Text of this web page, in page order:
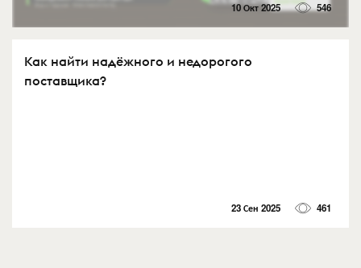
10 Окт 2025 546
Как найти надёжного и недорогого
поставщика?
23 Сен 2025 461